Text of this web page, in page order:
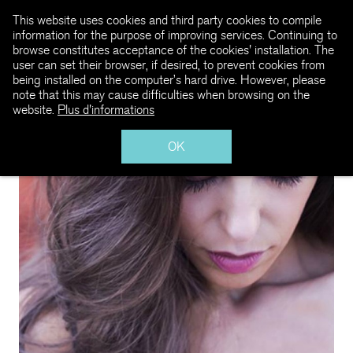
This website uses cookies and third party cookies to compile
information for the purpose of improving services. Continuing to
browse constitutes acceptance of the cookies' installation. The
user can set their browser, if desired, to prevent cookies from
being installed on the computer’s hard drive. However, please
note that this may cause difficulties when browsing on the
website. Plus d'informations
OK